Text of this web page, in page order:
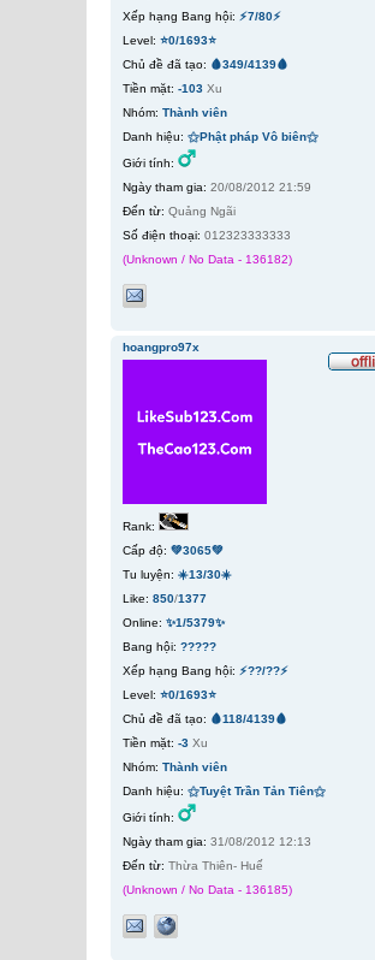
Xếp hạng Bang hội: ⚡7/80⚡
Level: ⭐0/1693⭐
Chủ đề đã tạo: 🩸349/4139🩸
Tiền mặt: -103 Xu
Nhóm: Thành viên
Danh hiệu: ⚝Phật pháp Vô biên⚝
Giới tính:
Ngày tham gia: 20/08/2012 21:59
Đến từ: Quảng Ngãi
Số điện thoại: 012323333333
(Unknown / No Data - 136182)
hoangpro97x
Rank:
Cấp độ: 💚3065💚
Tu luyện: ☀️13/30☀️
Like: 850/1377
Online: ✨1/5379✨
Bang hội: ?????
Xếp hạng Bang hội: ⚡??/??⚡
Level: ⭐0/1693⭐
Chủ đề đã tạo: 🩸118/4139🩸
Tiền mặt: -3 Xu
Nhóm: Thành viên
Danh hiệu: ⚝Tuyệt Trần Tản Tiên⚝
Giới tính:
Ngày tham gia: 31/08/2012 12:13
Đến từ: Thừa Thiên- Huế
(Unknown / No Data - 136185)